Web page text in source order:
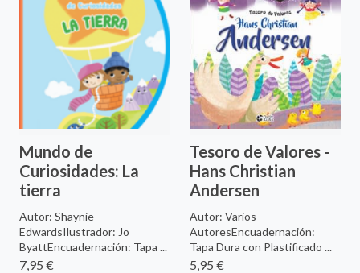
Mundo de
Curiosidades: La
tierra
Autor: Shaynie
EdwardsIlustrador: Jo
ByattEncuadernación: Tapa ...
7,95 €
Tesoro de Valores -
Hans Christian
Andersen
Autor: Varios
AutoresEncuadernación:
Tapa Dura con Plastificado ...
5,95 €